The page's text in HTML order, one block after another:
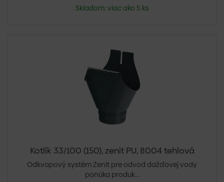
Skladom: viac ako 5 ks
Kotlík 33/100 (150), zenit PU, 8004 tehlová
Odkvapový systém Zenit pre odvod dažďovej vody
ponúka produk...